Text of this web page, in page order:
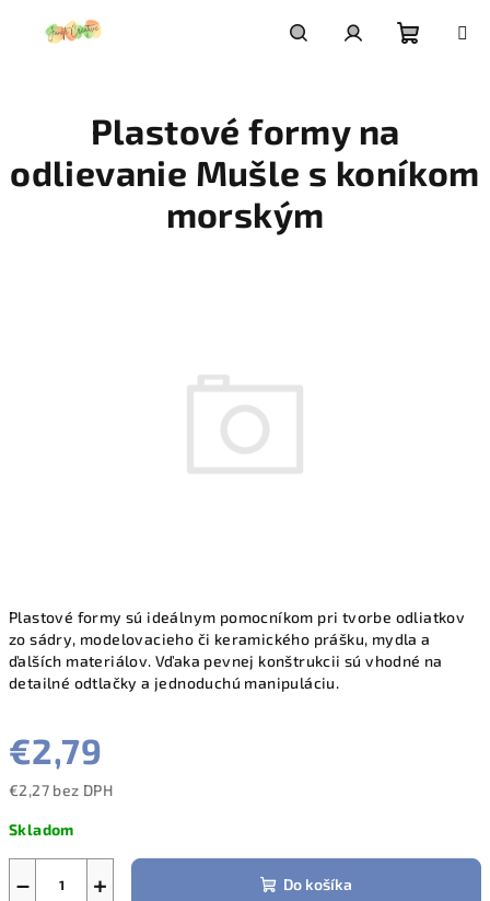
Plastové formy sú ideálnym pomocníkom pri tvorbe odliatkov
zo sádry, modelovacieho či keramického prášku, mydla a
ďalších materiálov. Vďaka pevnej konštrukcii sú vhodné na
detailné odtlačky a jednoduchú manipuláciu.
€2,79
€2,27 bez DPH
cena:
Skladom
+
− Do košíka
Plastové formy na
odlievanie Mušle s koníkom
morským